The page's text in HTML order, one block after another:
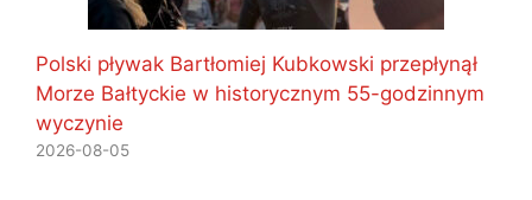
Polski pływak Bartłomiej Kubkowski przepłynął
Morze Bałtyckie w historycznym 55-godzinnym
wyczynie
2026-08-05